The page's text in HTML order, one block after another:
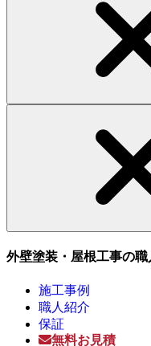
外壁塗装・屋根工事の
施工事例
職人紹介
保証
無料お見積